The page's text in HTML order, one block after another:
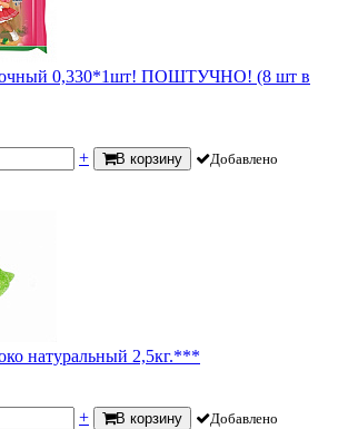
0,330*1шт! ПОШТУЧНО! (8 шт в
+ В корзину Добавлено
натуральный 2,5кг.***
+ В корзину Добавлено